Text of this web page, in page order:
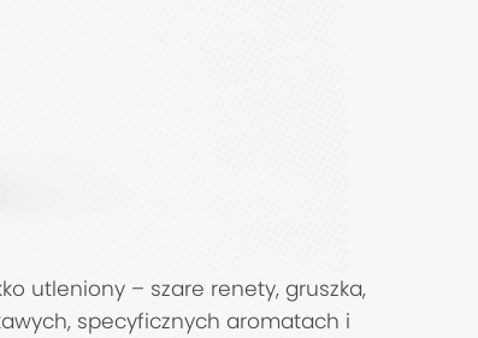
utleniony – szare renety, gruszka,
specyficznych aromatach i